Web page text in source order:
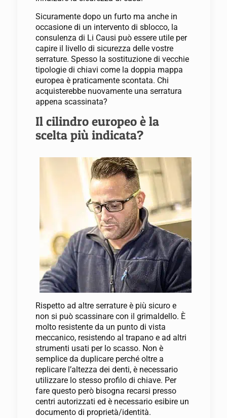
Sicuramente dopo un furto ma anche in
occasione di un intervento di sblocco, la
consulenza di Li Causi può essere utile per
capire il livello di sicurezza delle vostre
serrature. Spesso la sostituzione di vecchie
tipologie di chiavi come la doppia mappa
europea è praticamente scontata. Chi
acquisterebbe nuovamente una serratura
appena scassinata?
Il cilindro europeo è la
scelta più indicata?
Rispetto ad altre serrature è più sicuro e
non si può scassinare con il grimaldello. È
molto resistente da un punto di vista
meccanico, resistendo al trapano e ad altri
strumenti usati per lo scasso. Non è
semplice da duplicare perché oltre a
replicare l’altezza dei denti, è necessario
utilizzare lo stesso profilo di chiave. Per
fare questo però bisogna recarsi presso
centri autorizzati ed è necessario esibire un
documento di proprietà/identità.